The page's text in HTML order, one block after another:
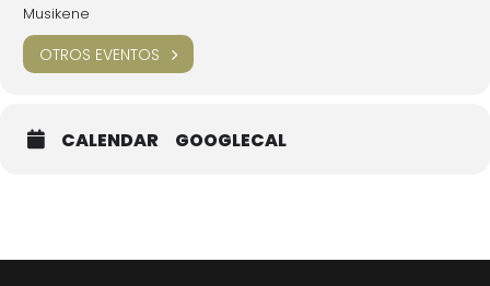
Musikene
OTROS EVENTOS
CALENDAR GOOGLECAL